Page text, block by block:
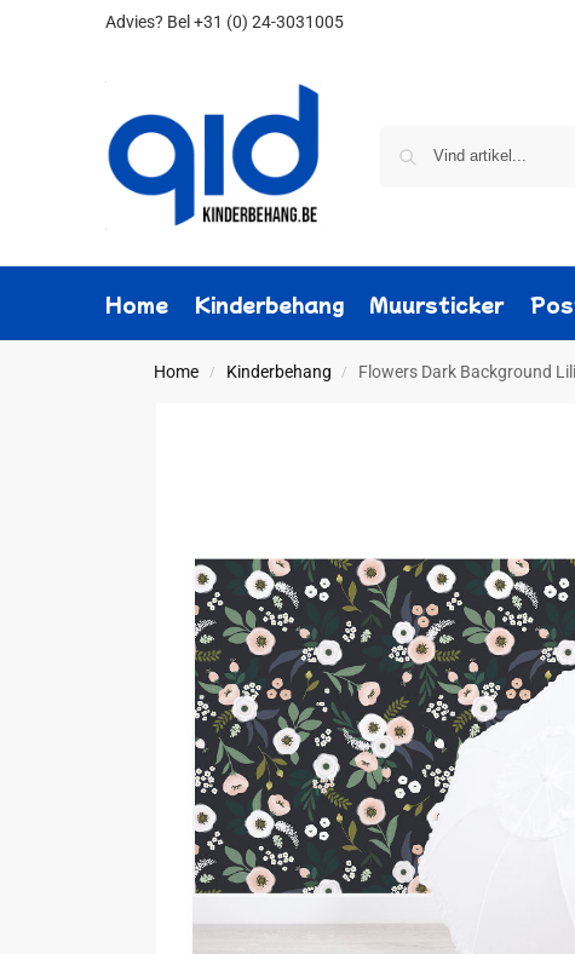
Advies? Bel +31 (0) 24-3031005
Home Kinderbehang Muursticker
Home / Kinderbehang / Flowers Dark Background